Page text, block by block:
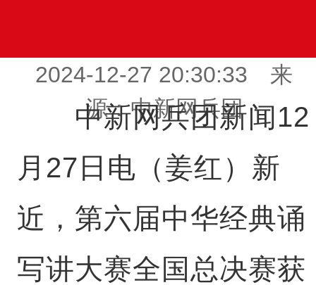
2024-12-27 20:30:33 来
源：中新网兵团
中新网兵团新闻12
月27日电（姜红）新
近，第六届中华经典诵
写讲大赛全国总决赛获